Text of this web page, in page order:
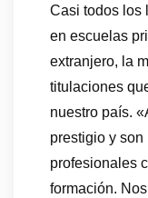
Casi todos los
en escuelas
extranjero, la
titulaciones
nuestro país.
prestigio y
profesionales
formación.